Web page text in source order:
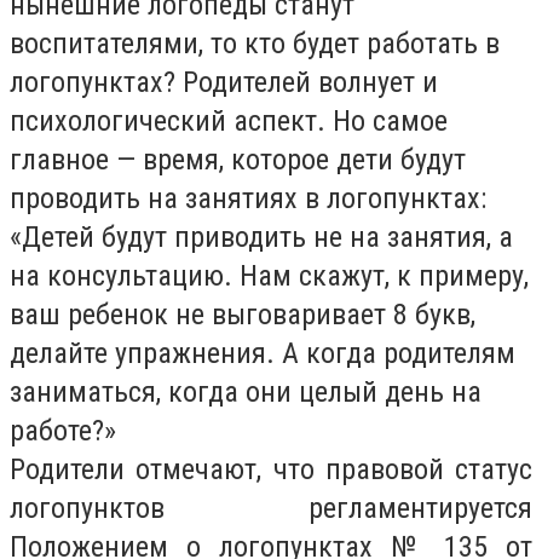
воспитателями, то кто будет работать в
логопунктах? Родителей волнует и
психологический аспект. Но самое
главное — время, которое дети будут
проводить на занятиях в логопунктах:
«Детей будут приводить не на занятия, а
на консультацию. Нам скажут, к примеру,
ваш ребенок не выговаривает 8 букв,
делайте упражнения. А когда родителям
заниматься, когда они целый день на
работе?»
Родители отмечают, что правовой статус
логопунктов регламентируется
Положением о логопунктах № 135 от